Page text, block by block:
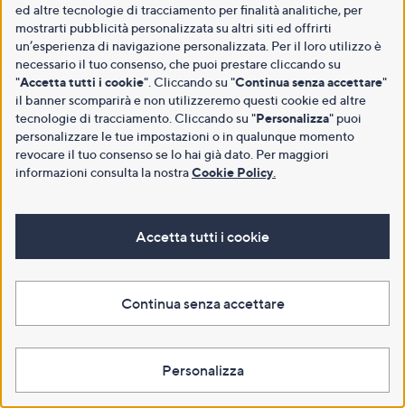
ed altre tecnologie di tracciamento per finalità analitiche, per
mostrarti pubblicità personalizzata su altri siti ed offrirti
un’esperienza di navigazione personalizzata. Per il loro utilizzo è
necessario il tuo consenso, che puoi prestare cliccando su
"Accetta tutti i cookie". Cliccando su "Continua senza accettare"
il banner scomparirà e non utilizzeremo questi cookie ed altre
tecnologie di tracciamento. Cliccando su "Personalizza" puoi
personalizzare le tue impostazioni o in qualunque momento
revocare il tuo consenso se lo hai già dato. Per maggiori
informazioni consulta la nostraCookie Policy
Accetta tutti i cookie
Continua senza accettare
Personalizza